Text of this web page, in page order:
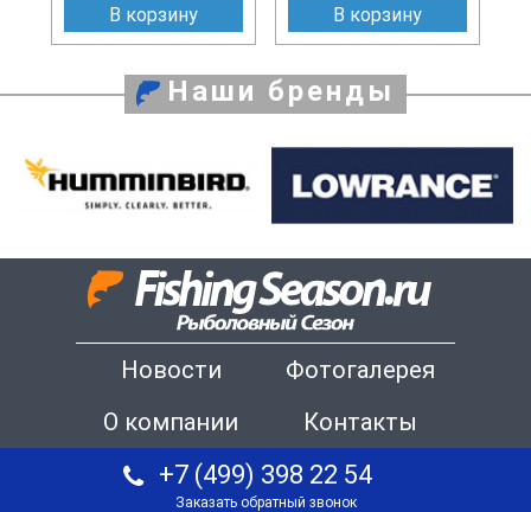
В корзину
В корзину
Наши бренды
Новости
Фотогалерея
О компании
Контакты
+7 (499) 398 22 54
Заказать обратный звонок